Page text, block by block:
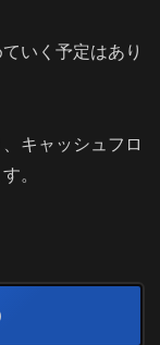
いく予定はあり
キャッシュフロ
。